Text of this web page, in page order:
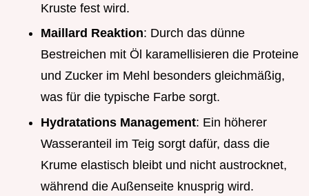
Kruste fest wird.
Maillard Reaktion: Durch das dünne
Bestreichen mit Öl karamellisieren die Proteine
und Zucker im Mehl besonders gleichmäßig,
was für die typische Farbe sorgt.
Hydratations Management: Ein höherer
Wasseranteil im Teig sorgt dafür, dass die
Krume elastisch bleibt und nicht austrocknet,
während die Außenseite knusprig wird.